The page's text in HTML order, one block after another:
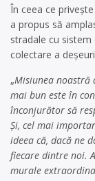
În ceea ce
a propus să
stradale cu
colectare a
„Misiunea noastră
mai bun este în
înconjurător să
Și, cel mai
ideea că, dacă ne
fiecare dintre noi.
murale